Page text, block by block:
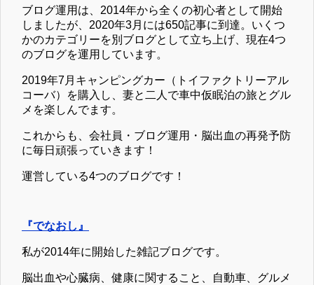
ブログ運用は、2014年から全くの初心者として開始
しましたが、2020年3月には650記事に到達。いくつ
かのカテゴリーを別ブログとして立ち上げ、現在4つ
のブログを運用しています。
2019年7月キャンピングカー（トイファクトリーアル
コーバ）を購入し、妻と二人で車中仮眠泊の旅とグル
メを楽しんでます。
これからも、会社員・ブログ運用・脳出血の再発予防
に毎日頑張っていきます！
運営している4つのブログです！
『でなおし』
私が2014年に開始した雑記ブログです。
脳出血や心臓病、健康に関すること、自動車、グルメ